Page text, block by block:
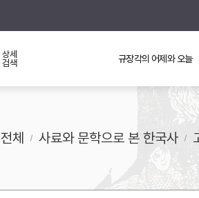
교과 연동 자료 의궤
지리
상세
검색
규장각의 어제와 오늘
전체 사료와 문학으로 본 한국사